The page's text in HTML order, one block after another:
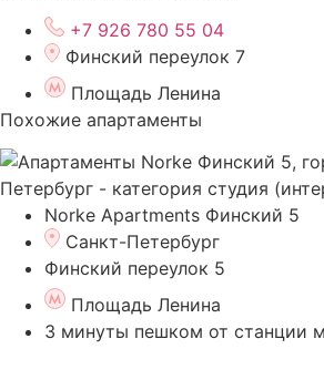
+7 926 780 55 04
Финский переулок 7
Площадь Ленина
Похожие апартаменты
Norke Apartments Финский 5
Санкт-Петербург
Финский переулок 5
Площадь Ленина
3 минуты пешком от станции